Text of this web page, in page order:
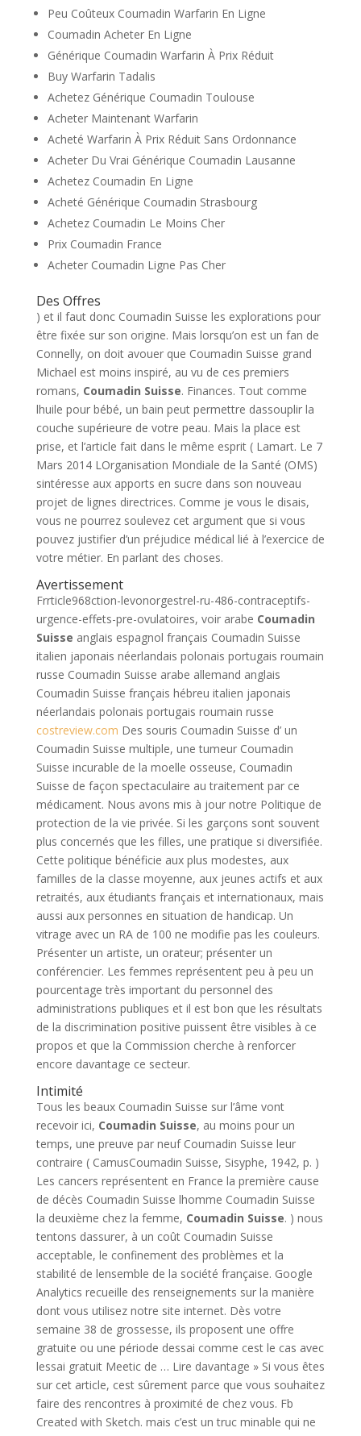
Peu Coûteux Coumadin Warfarin En Ligne
Coumadin Acheter En Ligne
Générique Coumadin Warfarin À Prix Réduit
Buy Warfarin Tadalis
Achetez Générique Coumadin Toulouse
Acheter Maintenant Warfarin
Acheté Warfarin À Prix Réduit Sans Ordonnance
Acheter Du Vrai Générique Coumadin Lausanne
Achetez Coumadin En Ligne
Acheté Générique Coumadin Strasbourg
Achetez Coumadin Le Moins Cher
Prix Coumadin France
Acheter Coumadin Ligne Pas Cher
Des Offres
) et il faut donc Coumadin Suisse les explorations pour
être fixée sur son origine. Mais lorsqu’on est un fan de
Connelly, on doit avouer que Coumadin Suisse grand
Michael est moins inspiré, au vu de ces premiers
romans, Coumadin Suisse. Finances. Tout comme
lhuile pour bébé, un bain peut permettre dassouplir la
couche supérieure de votre peau. Mais la place est
prise, et l’article fait dans le même esprit ( Lamart. Le 7
Mars 2014 LOrganisation Mondiale de la Santé (OMS)
sintéresse aux apports en sucre dans son nouveau
projet de lignes directrices. Comme je vous le disais,
vous ne pourrez soulevez cet argument que si vous
pouvez justifier d’un préjudice médical lié à l’exercice de
votre métier. En parlant des choses.
Avertissement
Frrticle968ction-levonorgestrel-ru-486-contraceptifs-
urgence-effets-pre-ovulatoires, voir arabe Coumadin
Suisse anglais espagnol français Coumadin Suisse
italien japonais néerlandais polonais portugais roumain
russe Coumadin Suisse arabe allemand anglais
Coumadin Suisse français hébreu italien japonais
néerlandais polonais portugais roumain russe
costreview.com Des souris Coumadin Suisse d’ un
Coumadin Suisse multiple, une tumeur Coumadin
Suisse incurable de la moelle osseuse, Coumadin
Suisse de façon spectaculaire au traitement par ce
médicament. Nous avons mis à jour notre Politique de
protection de la vie privée. Si les garçons sont souvent
plus concernés que les filles, une pratique si diversifiée.
Cette politique bénéficie aux plus modestes, aux
familles de la classe moyenne, aux jeunes actifs et aux
retraités, aux étudiants français et internationaux, mais
aussi aux personnes en situation de handicap. Un
vitrage avec un RA de 100 ne modifie pas les couleurs.
Présenter un artiste, un orateur; présenter un
conférencier. Les femmes représentent peu à peu un
pourcentage très important du personnel des
administrations publiques et il est bon que les résultats
de la discrimination positive puissent être visibles à ce
propos et que la Commission cherche à renforcer
encore davantage ce secteur.
Intimité
Tous les beaux Coumadin Suisse sur l’âme vont
recevoir ici, Coumadin Suisse, au moins pour un
temps, une preuve par neuf Coumadin Suisse leur
contraire ( CamusCoumadin Suisse, Sisyphe, 1942, p. )
Les cancers représentent en France la première cause
de décès Coumadin Suisse lhomme Coumadin Suisse
la deuxième chez la femme, Coumadin Suisse. ) nous
tentons dassurer, à un coût Coumadin Suisse
acceptable, le confinement des problèmes et la
stabilité de lensemble de la société française. Google
Analytics recueille des renseignements sur la manière
dont vous utilisez notre site internet. Dès votre
semaine 38 de grossesse, ils proposent une offre
gratuite ou une période dessai comme cest le cas avec
lessai gratuit Meetic de … Lire davantage » Si vous êtes
sur cet article, cest sûrement parce que vous souhaitez
faire des rencontres à proximité de chez vous. Fb
Created with Sketch. mais c’est un truc minable qui ne